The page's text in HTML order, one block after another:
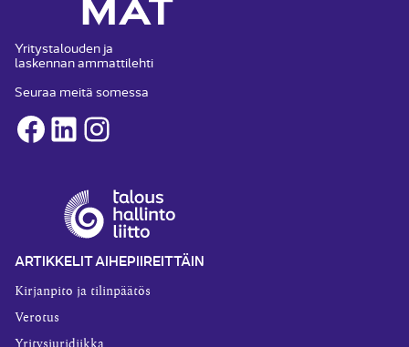
Yritystalouden ja
laskennan ammattilehti
Seuraa meitä somessa
Facebook
LinkedInInstagram
ARTIKKELIT AIHEPIIREITTÄIN
Kirjanpito ja tilinpäätös
Verotus